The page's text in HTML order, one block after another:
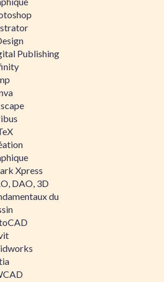
Publishing
Xpress
DAO, 3D
du